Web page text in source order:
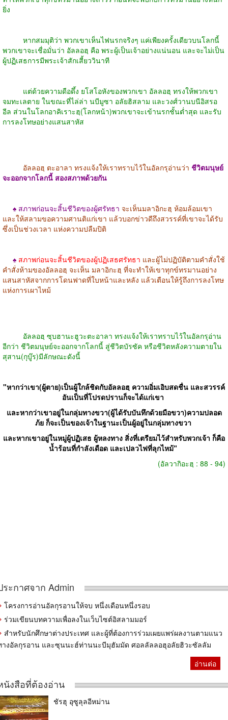
ยิ่ง
หากสมมุติว่า พวกเขาเห็นไฟนรกจริงๆ แค่เพียงครั้งเดียวบนโลกนี้
พวกเขาจะเชื่อมั่นว่า อัลลอฮฺ คือ พระผู้เป็นเจ้าอย่างแน่นอน และจะไม่เป็น
ผู้ปฏิเสธการมีพระเจ้าสักเสี้ยววินาที
แต่ด้วยความดือดึ้ง ยโสโอหังของพวกเขา อัลลอฮฺ ทรงให้พวกเขา
จมทะเลตาย ในขณะที่ไล่ล่า นบีมูซา อลัยฮิสลาม และวงศ์วานบนีอิสรอ
อีล ส่วนในโลกอาคิเราะฮฺ(โลกหน้า)พวกเขาจะเข้านรกชั้นต่ำสุด และรับ
การลงโทษอย่างแสนสาหัส
อัลลอฮฺ ตะอาลา ทรงแจ้งให้เราทราบไว้ในอัลกรุอ่านว่า ชีวิตมนุษย์
จะออกจากโลกนี้ สองสภาพด้วยกัน
♠ สภาพก่อนจะสิ้นชีวิตของผู้ศรัทธา จะเห็นมลาอิกะฮฺ ห้อมล้อมเขา
และให้สลามขอความศานติแก่เขา แล้วบอกข่าวดีถึงสวรรค์ที่เขาจะได้รับ
ซึ่งเป็นช่วงเวลา แห่งความปลืมปิติ
♠ สภาพก่อนจะสิ้นชีวิตของผู้ปฏิเสธศรัทธา และผู้ไม่ปฏิบัติตามคำสั่งใช้
คำสั่งห้ามของอัลลอฮฺ จะเห็น มลาอิกะฮฺ ที่จะทำให้เขาทุกข์ทรมานอย่าง
แสนสาหัสจากการโดนฟาดที่ใบหน้าและหลัง แล้วเตือนให้รู้ถึงการลงโทษ
แห่งการเผาไหม้
อัลลอฮฺ ซุบฮานะฮูวะตะอาลา ทรงแจ้งให้เราทราบไว้ในอัลกรุอ่าน
อีกว่า ชีวิตมนุษย์จะออกจากโลกนี้ สู่ชีวิตบัรซัค หรือชีวิตหลังความตายใน
สุสาน(กุบู๊ร)มีลักษณะดังนี้
"หากว่าเขา(ผู้ตาย)เป็นผู้ใกล้ชิดกับอัลลอฮฺ ความอิ่มเอิบสดชื่น และสวรรค์
อันเป็นที่โปรดปรานก็จะได้แก่เขา
และหากว่าเขาอยู่ในกลุ่มทางขวา(ผู้ได้รับบันทึกด้วยมือขวา)ความปลอด
ภ้ย ก็จะเป็นของเจ้าในฐานะเป็นผู้อยู่ในกลุ่มทางขวา
และหากเขาอยู่ในหมู่ผู้ปฏิเสธ ผู้หลงทาง สิ่งที่เตรียมไว้สำหรับพวกเจ้า ก็คือ
น้ำร้อนที่กำลังเดือด และเปลวไฟที่ลุกไหม้"
(อัลวากิอะฮฺ : 88 - 94)
ระกาศจาก Admin
โครงการอ่านอัลกุรอานให้จบ หนึ่งเดือนหนึ่งรอบ
ร่วมเขียนบทความเพื่อลงในเว็บไซต์อิสลามมอร์
สำหรับนักศึกษาต่างประเทศ และผู้ที่ต้องการร่วมเผยแพร่ผลงานตามแนว
างอัลกุรอาน และซุนนะฮ์ท่านนะบีมุฮัมมัด ศอลลัลลอฮุอลัยฮิวะซัลลัม
อ่านต่อ
นังสือที่ต้องอ่าน
ชัรฮุ อุซูลุลอีหม่าน